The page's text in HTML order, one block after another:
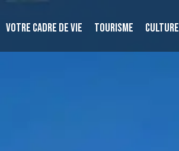
VOTRE CADRE DE VIE TOURISME CULTURE